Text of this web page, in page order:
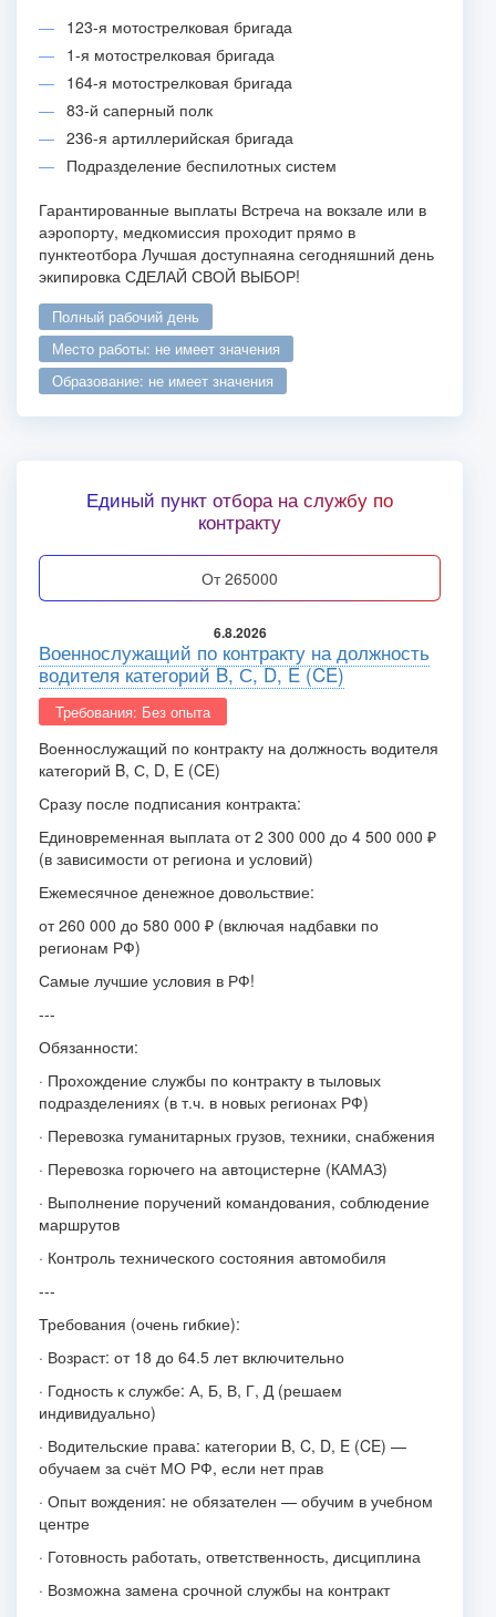
123-я мотострелковая бригада
1-я мотострелковая бригада
164-я мотострелковая бригада
83-й саперный полк
236-я артиллерийская бригада
Подразделение беспилотных систем
Гарантированные выплаты Встреча на вокзале или в
аэропорту, медкомиссия проходит прямо в
пунктеотбора Лучшая доступнаяна сегодняшний день
экипировка СДЕЛАЙ СВОЙ ВЫБОР!
полный рабочий день
место работы: не имеет значения
образование: не имеет значения
Единый пункт отбора на службу по
контракту
от 265000
6.8.2026
Военнослужащий по контракту на должность
водителя категорий B, С, D, E (CE)
Требования: Без опыта
Военнослужащий по контракту на должность водителя
категорий B, С, D, E (CE)
Сразу после подписания контракта:
Единовременная выплата от 2 300 000 до 4 500 000 ₽
(в зависимости от региона и условий)
Ежемесячное денежное довольствие:
от 260 000 до 580 000 ₽ (включая надбавки по
регионам РФ)
Самые лучшие условия в РФ!
---
Обязанности:
· Прохождение службы по контракту в тыловых
подразделениях (в т.ч. в новых регионах РФ)
· Перевозка гуманитарных грузов, техники, снабжения
· Перевозка горючего на автоцистерне (КАМАЗ)
· Выполнение поручений командования, соблюдение
маршрутов
· Контроль технического состояния автомобиля
---
Требования (очень гибкие):
· Возраст: от 18 до 64.5 лет включительно
· Годность к службе: А, Б, В, Г, Д (решаем
индивидуально)
· Водительские права: категории B, C, D, E (CE) —
обучаем за счёт МО РФ, если нет прав
· Опыт вождения: не обязателен — обучим в учебном
центре
· Готовность работать, ответственность, дисциплина
· Возможна замена срочной службы на контракт